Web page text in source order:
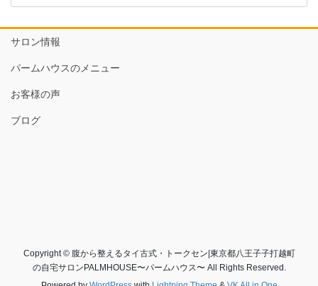
サロン情報
パームハウスのメニュー
お客様の声
ブログ
Copyright © 腹から整えるタイ古式・トークセン|東京都八王子子打越町
の自宅サロンPALMHOUSE〜パームハウス〜 All Rights Reserved.